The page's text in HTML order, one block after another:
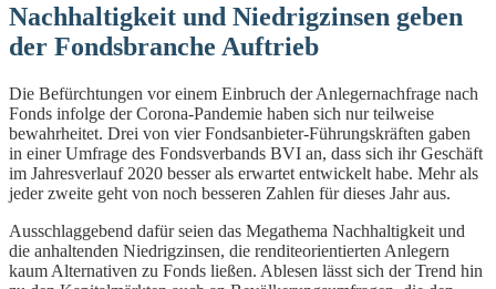
Nachhaltigkeit und Niedrigzinsen geben
der Fondsbranche Auftrieb
Die Befürchtungen vor einem Einbruch der Anlegernachfrage nach
Fonds infolge der Corona-Pandemie haben sich nur teilweise
bewahrheitet. Drei von vier Fondsanbieter-Führungskräften gaben
in einer Umfrage des Fondsverbands BVI an, dass sich ihr Geschäft
im Jahresverlauf 2020 besser als erwartet entwickelt habe. Mehr als
jeder zweite geht von noch besseren Zahlen für dieses Jahr aus.
Ausschlaggebend dafür seien das Megathema Nachhaltigkeit und
die anhaltenden Niedrigzinsen, die renditeorientierten Anlegern
kaum Alternativen zu Fonds ließen. Ablesen lässt sich der Trend hin